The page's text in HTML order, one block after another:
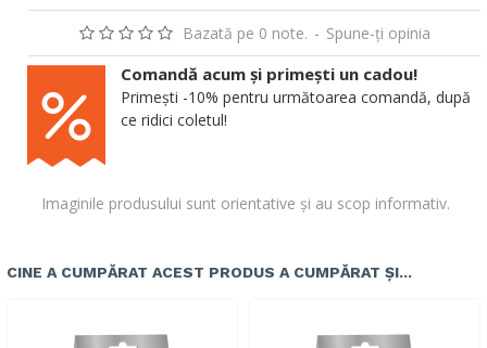
Bazată pe 0 note. - Spune-ţi opinia
Imaginile produsului sunt orientative și au scop informativ.
Comandă acum și primești un cadou!
Primești -10% pentru următoarea comandă, după
ce ridici coletul!
CINE A CUMPĂRAT ACEST PRODUS A CUMPĂRAT ȘI...